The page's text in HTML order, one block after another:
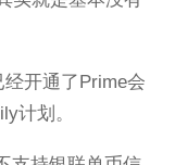
开通了Prime会
计划。